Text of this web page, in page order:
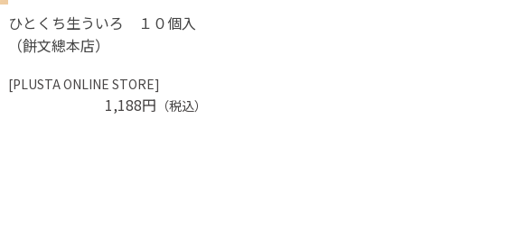
ひとくち生ういろ １０個入
（餅文總本店）
[PLUSTA ONLINE STORE]
1,188円 （税込）